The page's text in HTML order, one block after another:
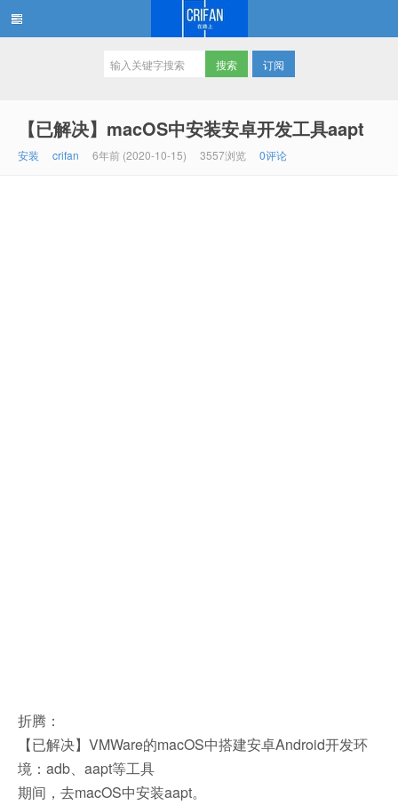
订阅
【已解决】macOS中安装安卓开发工具aapt
安装 crifan 6年前 (2020-10-15) 3557浏览 0评论
折腾：
【已解决】VMWare的macOS中搭建安卓Android开发环
境：adb、aapt等工具
期间，去macOS中安装aapt。